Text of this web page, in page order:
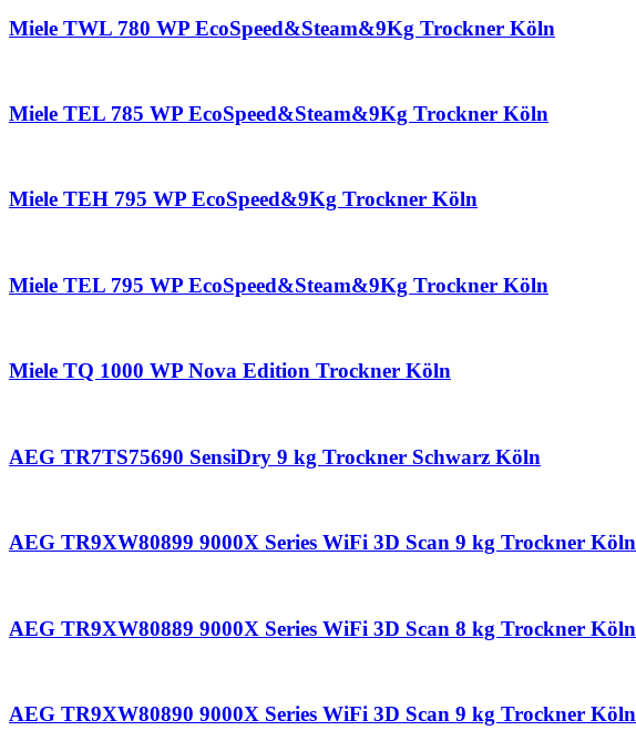
Miele TWL 780 WP EcoSpeed&Steam&9Kg Trockner Köln
Miele TEL 785 WP EcoSpeed&Steam&9Kg Trockner Köln
Miele TEH 795 WP EcoSpeed&9Kg Trockner Köln
Miele TEL 795 WP EcoSpeed&Steam&9Kg Trockner Köln
Miele TQ 1000 WP Nova Edition Trockner Köln
AEG TR7TS75690 SensiDry 9 kg Trockner Schwarz Köln
AEG TR9XW80899 9000X Series WiFi 3D Scan 9 kg Trockner Köln
AEG TR9XW80889 9000X Series WiFi 3D Scan 8 kg Trockner Köln
AEG TR9XW80890 9000X Series WiFi 3D Scan 9 kg Trockner Köln